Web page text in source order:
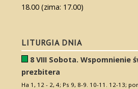
18.00 (zima: 17.00)
LITURGIA DNIA
8 VIII Sobota. Wspomnienie
prezbitera
Ha 1, 12 - 2, 4; Ps 9, 8-9. 10-11. 12-13;